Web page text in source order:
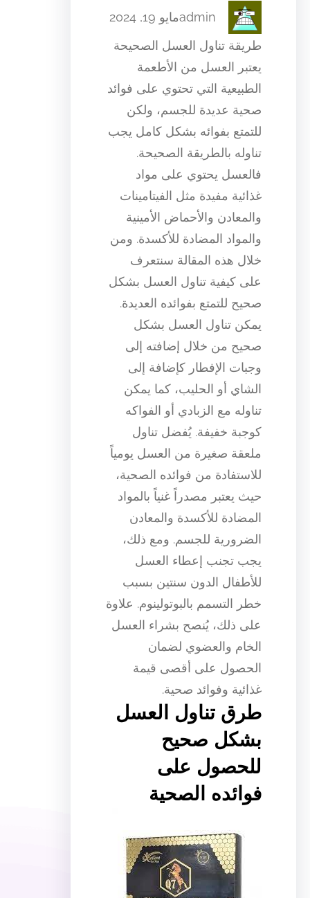
adminمايو 19, 2024
طريقة تناول العسل الصحيحة
يعتبر العسل من الأطعمة
الطبيعية التي تحتوي على فوائد
صحية عديدة للجسم، ولكن
للتمتع بفوائه بشكل كامل يجب
تناوله بالطريقة الصحيحة.
فالعسل يحتوي على مواد
غذائية مفيدة مثل الفيتامينات
والمعادن والأحماض الأمينية
والمواد المضادة للأكسدة. ومن
خلال هذه المقالة سنتعرف
على كيفية تناول العسل بشكل
صحيح للتمتع بفوائده العديدة.
يمكن تناول العسل بشكل
صحيح من خلال إضافته إلى
وجبات الإفطار كإضافة إلى
الشاي أو الحليب، كما يمكن
تناوله مع الزبادي أو الفواكه
كوجبة خفيفة. يُفضل تناول
ملعقة صغيرة من العسل يومياً
للاستفادة من فوائده الصحية،
حيث يعتبر مصدراً غنياً بالمواد
المضادة للأكسدة والمعادن
الضرورية للجسم. ومع ذلك،
يجب تجنب إعطاء العسل
للأطفال الدون سنتين بسبب
خطر التسمم بالبوتولينوم. علاوة
على ذلك، يُنصح بشراء العسل
الخام والعضوي لضمان
الحصول على أقصى قيمة
غذائية وفوائد صحية.
طرق تناول العسل
بشكل صحيح
للحصول على
فوائده الصحية